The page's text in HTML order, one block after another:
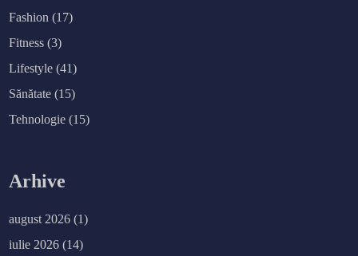
Fashion (17)
Fitness (3)
Lifestyle (41)
Sănătate (15)
Tehnologie (15)
Arhive
august 2026 (1)
iulie 2026 (14)